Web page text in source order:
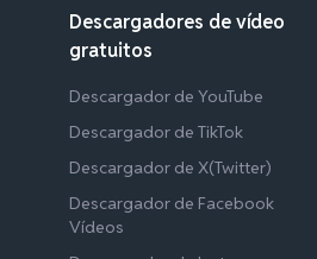
Descargadores de vídeo
gratuitos
Descargador de YouTube
Descargador de TikTok
Descargador de X(Twitter)
Descargador de Facebook
Vídeos